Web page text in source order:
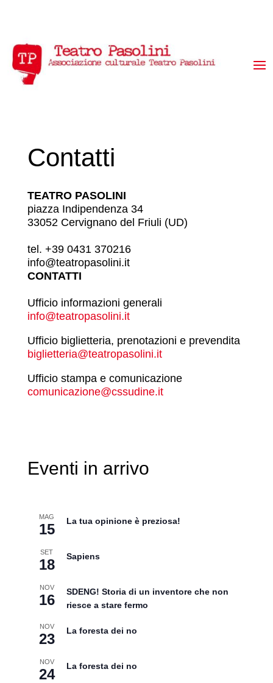
Contatti
TEATRO PASOLINI
piazza Indipendenza 34
33052 Cervignano del Friuli (UD)
tel. +39 0431 370216
info@teatropasolini.it
CONTATTI
Ufficio informazioni generali
info@teatropasolini.it
Ufficio biglietteria, prenotazioni e prevendita
biglietteria@teatropasolini.it
Ufficio stampa e comunicazione
comunicazione@cssudine.it
Eventi in arrivo
MAG
15 La tua opinione è preziosa!
SET
18 Sapiens
NOV
16
SDENG! Storia di un inventore che non
riesce a stare fermo
NOV
23 La foresta dei no
NOV
24 La foresta dei no